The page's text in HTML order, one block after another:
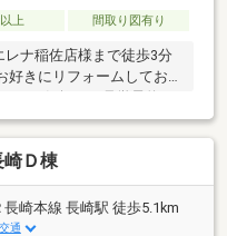
上 間取り図有り
ナ稲佐店様まで徒歩3分
好きにリフォームしてお
港が近くお散歩が気持ち
マンションです。●管理費
おります。管理費は今後
性があります。＜交通ア
橋前」バス停まで徒歩3分
考＞※本物件は津波災害
崎Ｄ棟
長崎本線 長崎駅 徒歩5.1km
通